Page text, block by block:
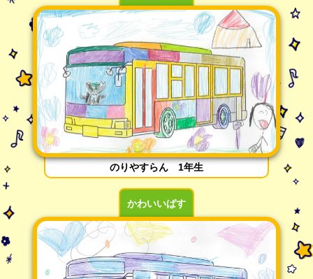
のりやすらん 1年生
かわいいばす